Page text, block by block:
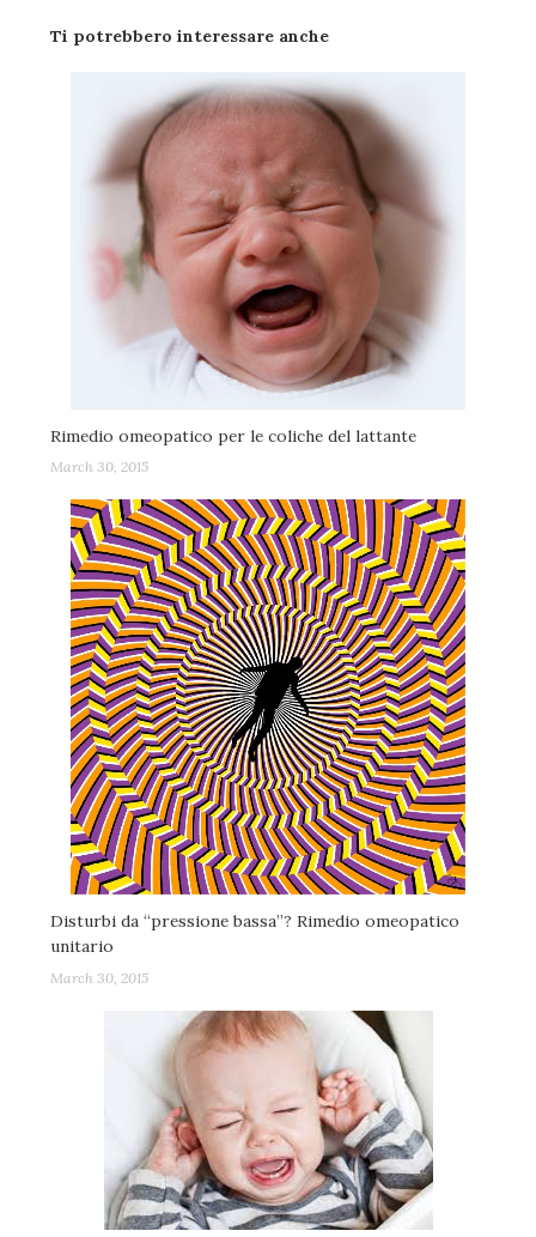
Ti potrebbero interessare anche
Rimedio omeopatico per le coliche del lattante
March 30, 2015
Disturbi da “pressione bassa”? Rimedio omeopatico
unitario
March 30, 2015